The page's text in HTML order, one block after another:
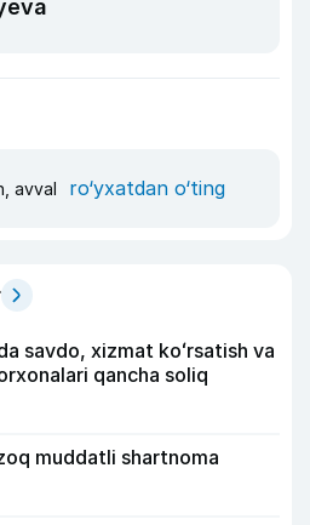
avval ro‘yxatdan o‘ting
savdo, xizmat koʻrsatish va
qancha soliq
muddatli shartnoma